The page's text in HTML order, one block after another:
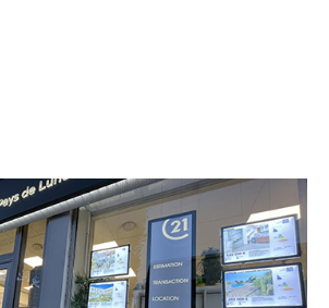
21 Pays de Lunel
Lafayette BP 148
LUNEL - 34400